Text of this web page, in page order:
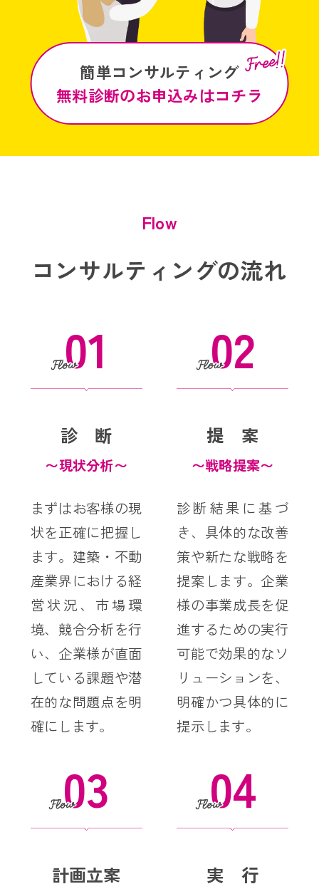
簡単コンサルティング
無料診断のお申込みはコチラ
Flow
コンサルティングの流れ
01
診 断
〜現状分析〜
まずはお客様の現
状を正確に把握し
ます。建築・不動
産業界における経
営状況、市場環
境、競合分析を行
い、企業様が直面
している課題や潜
在的な問題点を明
確にします。
02
提 案
〜戦略提案〜
診断結果に基づ
き、具体的な改善
策や新たな戦略を
提案します。企業
様の事業成長を促
進するための実行
可能で効果的なソ
リューションを、
明確かつ具体的に
提示します。
03
計画立案
04
実 行